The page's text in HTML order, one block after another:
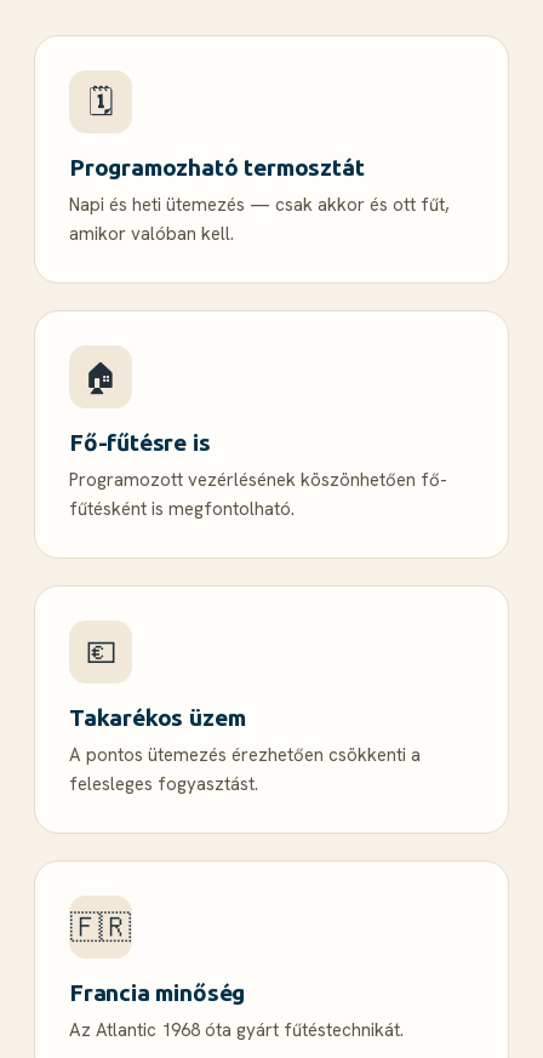
🗓️
Programozható termosztát
Napi és heti ütemezés — csak akkor és ott fűt,
amikor valóban kell.
🏠
Fő-fűtésre is
Programozott vezérlésének köszönhetően fő-
fűtésként is megfontolható.
💶
Takarékos üzem
A pontos ütemezés érezhetően csökkenti a
felesleges fogyasztást.
🇫🇷
Francia minőség
Az Atlantic 1968 óta gyárt fűtéstechnikát.